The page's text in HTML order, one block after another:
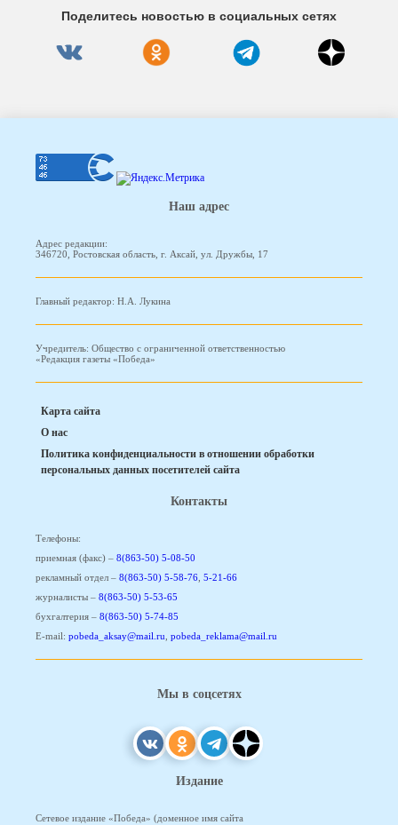
Поделитесь новостью в социальных сетях
Наш адрес
Адрес редакции:
346720, Ростовская область, г. Аксай, ул. Дружбы, 17
Главный редактор: Н.А. Лукина
Учредитель: Общество с ограниченной ответственностью
«Редакция газеты «Победа»
Карта сайта
О нас
Политика конфиденциальности в отношении обработки
персональных данных посетителей сайта
Контакты
Телефоны:
приемная (факс) – 8(863-50) 5-08-50
рекламный отдел – 8(863-50) 5-58-76, 5-21-66
журналисты – 8(863-50) 5-53-65
бухгалтерия – 8(863-50) 5-74-85
E-mail: pobeda_aksay@mail.ru, pobeda_reklama@mail.ru
Мы в соцсетях
Издание
Сетевое издание «Победа» (доменное имя сайта